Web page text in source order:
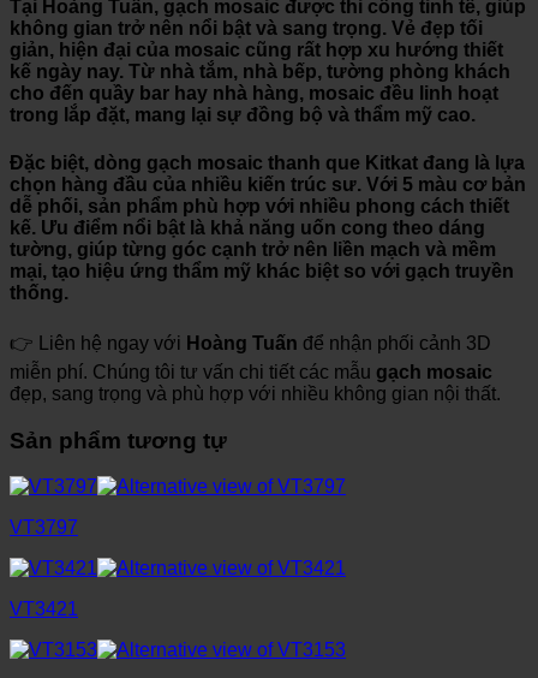
Tại Hoàng Tuấn, gạch mosaic được thi công tinh tế, giúp
không gian trở nên nổi bật và sang trọng. Vẻ đẹp tối
giản, hiện đại của mosaic cũng rất hợp xu hướng thiết
kế ngày nay. Từ nhà tắm, nhà bếp, tường phòng khách
cho đến quầy bar hay nhà hàng, mosaic đều linh hoạt
trong lắp đặt, mang lại sự đồng bộ và thẩm mỹ cao.
Đặc biệt, dòng gạch mosaic thanh que Kitkat đang là lựa
chọn hàng đầu của nhiều kiến trúc sư. Với 5 màu cơ bản
dễ phối, sản phẩm phù hợp với nhiều phong cách thiết
kế. Ưu điểm nổi bật là khả năng uốn cong theo dáng
tường, giúp từng góc cạnh trở nên liền mạch và mềm
mại, tạo hiệu ứng thẩm mỹ khác biệt so với gạch truyền
thống.
👉 Liên hệ ngay với Hoàng Tuấn để nhận phối cảnh 3D
miễn phí. Chúng tôi tư vấn chi tiết các mẫu gạch mosaic
đẹp, sang trọng và phù hợp với nhiều không gian nội thất.
Sản phẩm tương tự
VT3797
VT3421